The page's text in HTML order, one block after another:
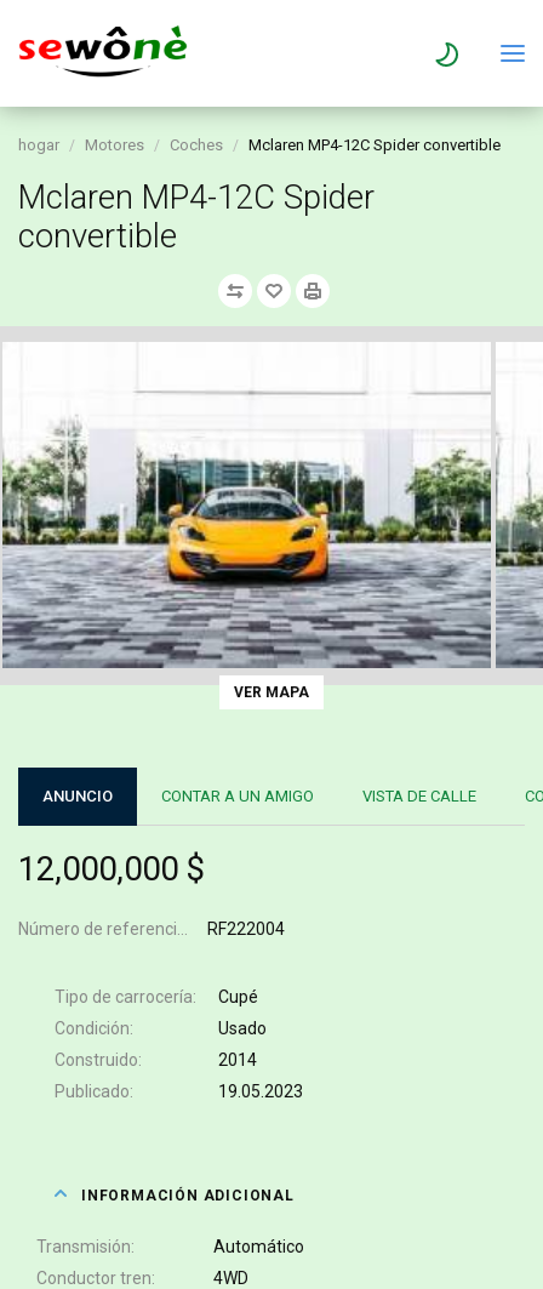
hogar Motores Coches Mclaren MP4-12C Spider convertible
Mclaren MP4-12C Spider
convertible
VER MAPA
ANUNCIO CONTAR A UN AMIGO VISTA DE CALLE
12,000,000 $
RF222004
Tipo de carrocería
Cupé
Condición
Usado
Construido
2014
Publicado
19.05.2023
INFORMACIÓN ADICIONAL
Transmisión
Automático
Conductor tren
4WD